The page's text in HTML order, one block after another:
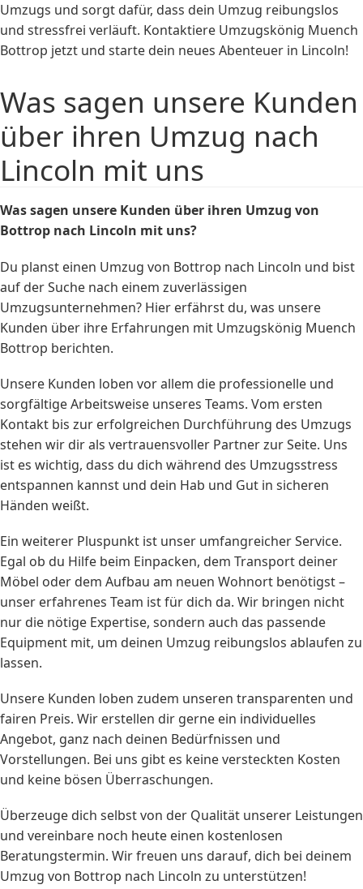
Umzugs und sorgt dafür, dass dein Umzug reibungslos
und stressfrei verläuft. Kontaktiere Umzugskönig Muench
Bottrop jetzt und starte dein neues Abenteuer in Lincoln!
Was sagen unsere Kunden
über ihren Umzug nach
Lincoln mit uns
Was sagen unsere Kunden über ihren Umzug von
Bottrop nach Lincoln mit uns?
Du planst einen Umzug von Bottrop nach Lincoln und bist
auf der Suche nach einem zuverlässigen
Umzugsunternehmen? Hier erfährst du, was unsere
Kunden über ihre Erfahrungen mit Umzugskönig Muench
Bottrop berichten.
Unsere Kunden loben vor allem die professionelle und
sorgfältige Arbeitsweise unseres Teams. Vom ersten
Kontakt bis zur erfolgreichen Durchführung des Umzugs
stehen wir dir als vertrauensvoller Partner zur Seite. Uns
ist es wichtig, dass du dich während des Umzugsstress
entspannen kannst und dein Hab und Gut in sicheren
Händen weißt.
Ein weiterer Pluspunkt ist unser umfangreicher Service.
Egal ob du Hilfe beim Einpacken, dem Transport deiner
Möbel oder dem Aufbau am neuen Wohnort benötigst –
unser erfahrenes Team ist für dich da. Wir bringen nicht
nur die nötige Expertise, sondern auch das passende
Equipment mit, um deinen Umzug reibungslos ablaufen zu
lassen.
Unsere Kunden loben zudem unseren transparenten und
fairen Preis. Wir erstellen dir gerne ein individuelles
Angebot, ganz nach deinen Bedürfnissen und
Vorstellungen. Bei uns gibt es keine versteckten Kosten
und keine bösen Überraschungen.
Überzeuge dich selbst von der Qualität unserer Leistungen
und vereinbare noch heute einen kostenlosen
Beratungstermin. Wir freuen uns darauf, dich bei deinem
Umzug von Bottrop nach Lincoln zu unterstützen!